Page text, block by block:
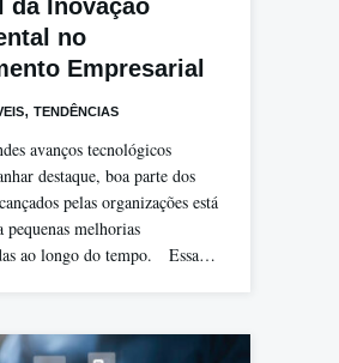
da Inovação
no
Empresarial
, TENDÊNCIAS
avanços tecnológicos
destaque, boa parte dos
pelas organizações está
pequenas melhorias
ao longo do tempo. Essa…